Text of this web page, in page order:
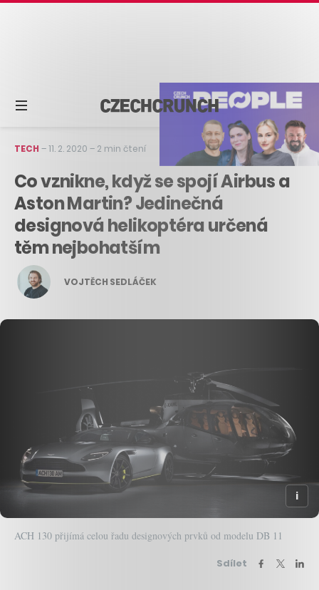
TECH –11. 2. 2020 – 2 min čtení
Co vznikne, když se spojí Airbus a
Aston Martin? Jedinečná
designová helikoptéra určená
těm nejbohatším
VOJTĚCH SEDLÁČEK
ACH 130 přijímá celou řadu designových prvků od modelu DB 11
Sdílet